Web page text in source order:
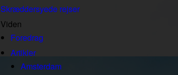
Skræddersyede rejser
Viden
Foredrag
Artikler
Amsterdam